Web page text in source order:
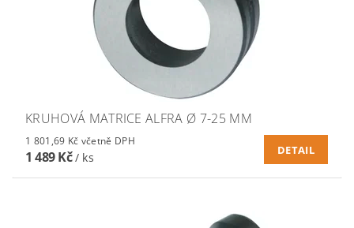
KRUHOVÁ MATRICE ALFRA Ø 7-25 MM
1 801,69 Kč včetně DPH
1 489 Kč/ ks
DETAIL